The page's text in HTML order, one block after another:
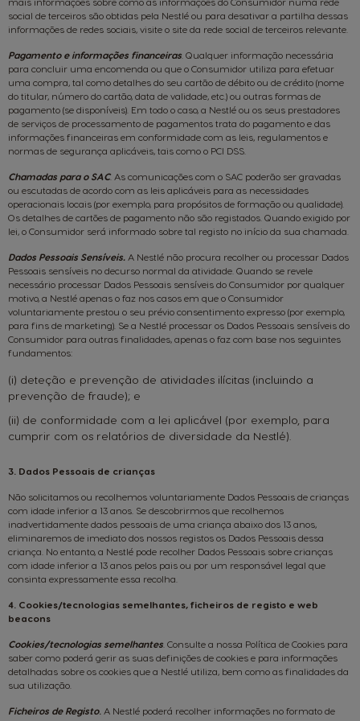
social de terceiros são obtidas pela Nestlé ou para desativar a partilha dessas
informações de redes sociais, visite o site da rede social de terceiros relevante.
Pagamento e informações financeiras Qualquer informação necessária
para concluir uma encomenda ou que o Consumidor utiliza para efetuar
uma compra, tal como detalhes do seu cartão de débito ou de crédito (nome
do titular, número do cartão, data de validade, etc.) ou outras formas de
pagamento (se disponíveis). Em todo o caso, a Nestlé ou os seus prestadores
de serviços de processamento de pagamentos trata do pagamento e das
informações financeiras em conformidade com as leis, regulamentos e
normas de segurança aplicáveis, tais como o PCI DSS.
Chamadas para o SAC. As comunicações com o SAC poderão ser gravadas
ou escutadas de acordo com as leis aplicáveis para as necessidades
operacionais locais (por exemplo, para propósitos de formação ou qualidade).
Os detalhes de cartões de pagamento não são registados. Quando exigido por
lei, o Consumidor será informado sobre tal registo no início da sua chamada.
Dados Pessoais Sensíveis. A Nestlé não procura recolher ou processar Dados
Pessoais sensíveis no decurso normal da atividade. Quando se revele
necessário processar Dados Pessoais sensíveis do Consumidor por qualquer
motivo, a Nestlé apenas o faz nos casos em que o Consumidor
voluntariamente prestou o seu prévio consentimento expresso (por exemplo,
para fins de marketing). Se a Nestlé processar os Dados Pessoais sensíveis do
Consumidor para outras finalidades, apenas o faz com base nos seguintes
fundamentos:
(i) deteção e prevenção de atividades ilícitas (incluindo a
prevenção de fraude); e
(ii) de conformidade com a lei aplicável (por exemplo, para
cumprir com os relatórios de diversidade da Nestlé).
3. Dados Pessoais de crianças
Não solicitamos ou recolhemos voluntariamente Dados Pessoais de crianças
com idade inferior a 13 anos. Se descobrirmos que recolhemos
inadvertidamente dados pessoais de uma criança abaixo dos 13 anos,
eliminaremos de imediato dos nossos registos os Dados Pessoais dessa
criança. No entanto, a Nestlé pode recolher Dados Pessoais sobre crianças
com idade inferior a 13 anos pelos pais ou por um responsável legal que
consinta expressamente essa recolha.
4. Cookies/tecnologias semelhantes, ficheiros de registo e web
beacons
Cookies/tecnologias semelhantes . Consulte a nossa Política de Cookies para
saber como poderá gerir as suas definições de cookies e para informações
detalhadas sobre os cookies que a Nestlé utiliza, bem como as finalidades da
sua utilização.
Ficheiros de Registo. A Nestlé poderá recolher informações no formato de